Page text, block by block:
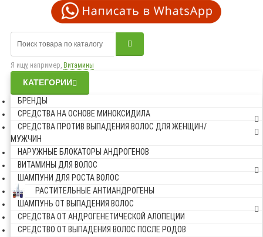
Я ищу, например, Витамины
КАТЕГОРИИ
БРЕНДЫ
СРЕДСТВА НА ОСНОВЕ МИНОКСИДИЛА
СРЕДСТВА ПРОТИВ ВЫПАДЕНИЯ ВОЛОС ДЛЯ ЖЕНЩИН/
МУЖЧИН
НАРУЖНЫЕ БЛОКАТОРЫ АНДРОГЕНОВ
ВИТАМИНЫ ДЛЯ ВОЛОС
ШАМПУНИ ДЛЯ РОСТА ВОЛОС
РАСТИТЕЛЬНЫЕ АНТИАНДРОГЕНЫ
ШАМПУНЬ ОТ ВЫПАДЕНИЯ ВОЛОС
СРЕДСТВА ОТ АНДРОГЕНЕТИЧЕСКОЙ АЛОПЕЦИИ
СРЕДСТВО ОТ ВЫПАДЕНИЯ ВОЛОС ПОСЛЕ РОДОВ